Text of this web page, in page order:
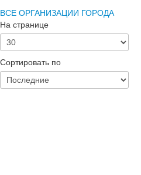
ВСЕ ОРГАНИЗАЦИИ ГОРОДА
На странице
Сортировать по